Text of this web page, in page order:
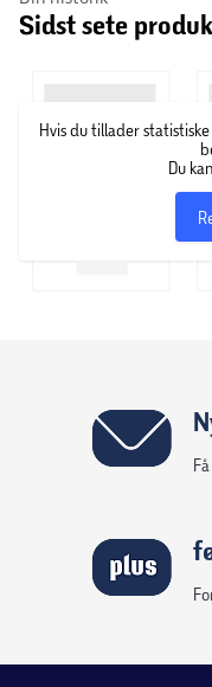
Sidst sete
Hvis du tillader
Du